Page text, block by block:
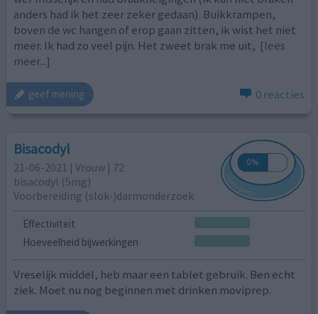
anders had ik het zeer zeker gedaan). Buikkrampen,
boven de wc hangen of erop gaan zitten, ik wist het niet
meer. Ik had zo veel pijn. Het zweet brak me uit, [lees
meer...]
geef mening 0 reacties
Bisacodyl
21-06-2021 | Vrouw | 72
bisacodyl (5mg)
Voorbereiding (slok-)darmonderzoek
Effectiviteit
Hoeveelheid bijwerkingen
Vreselijk middel, heb maar een tablet gebruik. Ben echt
ziek. Moet nu nog beginnen met drinken moviprep.